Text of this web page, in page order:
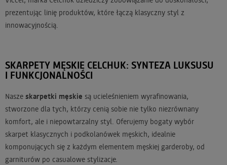
prezentując linię produktów, które łączą klasyczny styl z
innowacyjnością.
SKARPETY MĘSKIE CELCHUK: SYNTEZA LUKSUSU
I FUNKCJONALNOŚCI
Nasze skarpetki męskie są ucieleśnieniem wyrafinowania,
stworzone dla tych, którzy cenią sobie nie tylko niezrównany
komfort, ale i niepowtarzalny styl. Oferujemy bogaty wybór
skarpet klasycznych i podkolanówek męskich, idealnie
komponujących się z każdym elementem męskiej garderoby, od
garniturów po casualowe stylizacje.